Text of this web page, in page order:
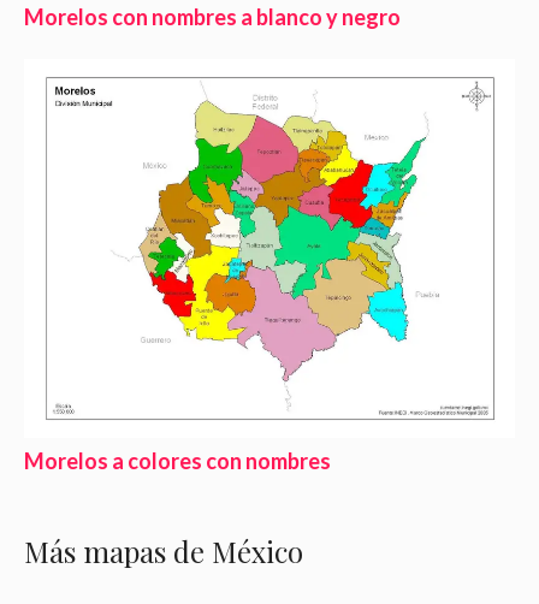
Morelos con nombres a blanco y negro
Morelos a colores con nombres
Más mapas de México